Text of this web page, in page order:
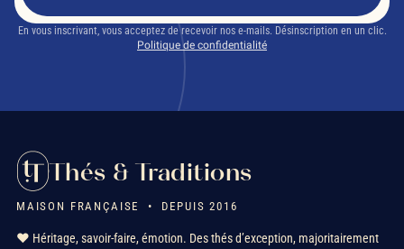
En vous inscrivant, vous acceptez de recevoir nos e-mails. Désinscription en un clic.
Politique de confidentialité
Thés & Traditions
MAISON FRANÇAISE • DEPUIS 2016
❤️ Héritage, savoir-faire, émotion. Des thés d’exception, majoritairement